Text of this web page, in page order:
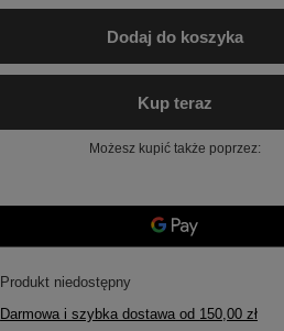
Dodaj do koszyka
Kup teraz
Możesz kupić także poprzez:
Produkt niedostępny
Darmowa i szybka dostawa od 150,00 zł